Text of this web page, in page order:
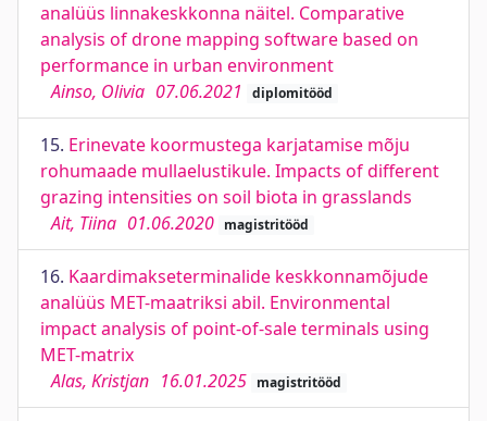
analüüs linnakeskkonna näitel. Comparative
analysis of drone mapping software based on
performance in urban environment
Ainso, Olivia 07.06.2021 diplomitööd
15. Erinevate koormustega karjatamise mõju
rohumaade mullaelustikule. Impacts of different
grazing intensities on soil biota in grasslands
Ait, Tiina 01.06.2020 magistritööd
16. Kaardimakseterminalide keskkonnamõjude
analüüs MET-maatriksi abil. Environmental
impact analysis of point-of-sale terminals using
MET-matrix
Alas, Kristjan 16.01.2025 magistritööd